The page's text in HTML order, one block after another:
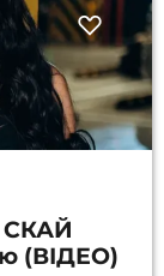
СКАЙ
(ВІДЕО)